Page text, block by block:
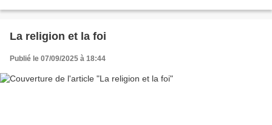
La religion et la foi
Publié le 07/09/2025 à 18:44